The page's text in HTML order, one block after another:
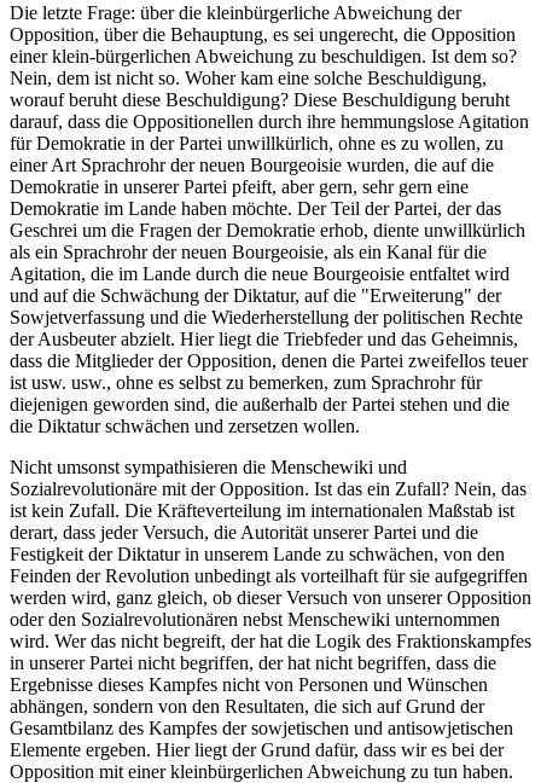
Die letzte Frage: über die kleinbürgerliche Abweichung der
Opposition, über die Behauptung, es sei ungerecht, die Opposition
einer klein-bürgerlichen Abweichung zu beschuldigen. Ist dem so?
Nein, dem ist nicht so. Woher kam eine solche Beschuldigung,
worauf beruht diese Beschuldigung? Diese Beschuldigung beruht
darauf, dass die Oppositionellen durch ihre hemmungslose Agitation
für Demokratie in der Partei unwillkürlich, ohne es zu wollen, zu
einer Art Sprachrohr der neuen Bourgeoisie wurden, die auf die
Demokratie in unserer Partei pfeift, aber gern, sehr gern eine
Demokratie im Lande haben möchte. Der Teil der Partei, der das
Geschrei um die Fragen der Demokratie erhob, diente unwillkürlich
als ein Sprachrohr der neuen Bourgeoisie, als ein Kanal für die
Agitation, die im Lande durch die neue Bourgeoisie entfaltet wird
und auf die Schwächung der Diktatur, auf die "Erweiterung" der
Sowjetverfassung und die Wiederherstellung der politischen Rechte
der Ausbeuter abzielt. Hier liegt die Triebfeder und das Geheimnis,
dass die Mitglieder der Opposition, denen die Partei zweifellos teuer
ist usw. usw., ohne es selbst zu bemerken, zum Sprachrohr für
diejenigen geworden sind, die außerhalb der Partei stehen und die
die Diktatur schwächen und zersetzen wollen.
Nicht umsonst sympathisieren die Menschewiki und
Sozialrevolutionäre mit der Opposition. Ist das ein Zufall? Nein, das
ist kein Zufall. Die Kräfteverteilung im internationalen Maßstab ist
derart, dass jeder Versuch, die Autorität unserer Partei und die
Festigkeit der Diktatur in unserem Lande zu schwächen, von den
Feinden der Revolution unbedingt als vorteilhaft für sie aufgegriffen
werden wird, ganz gleich, ob dieser Versuch von unserer Opposition
oder den Sozialrevolutionären nebst Menschewiki unternommen
wird. Wer das nicht begreift, der hat die Logik des Fraktionskampfes
in unserer Partei nicht begriffen, der hat nicht begriffen, dass die
Ergebnisse dieses Kampfes nicht von Personen und Wünschen
abhängen, sondern von den Resultaten, die sich auf Grund der
Gesamtbilanz des Kampfes der sowjetischen und antisowjetischen
Elemente ergeben. Hier liegt der Grund dafür, dass wir es bei der
Opposition mit einer kleinbürgerlichen Abweichung zu tun haben.